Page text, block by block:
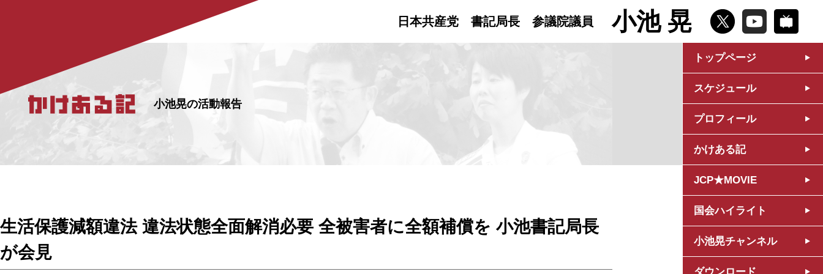
日本共産党 書記局長 参議院議員 小池 晃
トップページ
スケジュール
プロフィール
かけある記
JCP★MOVIE
国会ハイライト
小池晃チャンネル
小池晃の活動報告
生活保護減額違法 違法状態全面解消必要 全被害者に全額補償を 小池書記局長
が会見